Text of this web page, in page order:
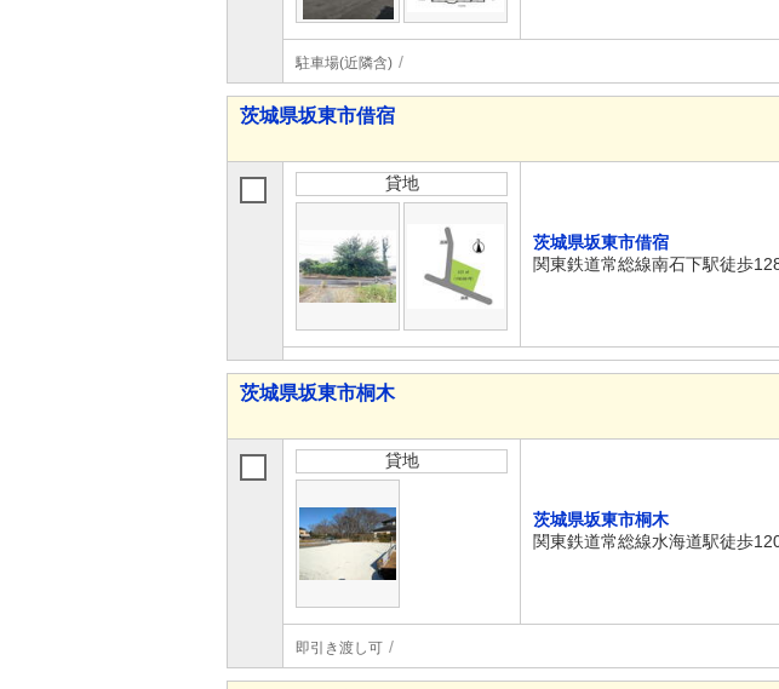
駐車場(近隣含)
茨城県坂東市借宿
貸地
茨城県坂東市借宿
関東鉄道常総線南石下駅徒歩
茨城県坂東市桐木
貸地
茨城県坂東市桐木
関東鉄道常総線水海道駅徒歩
即引き渡し可